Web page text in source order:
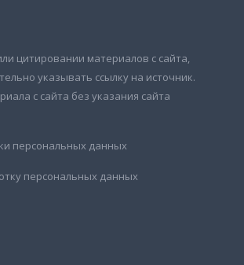
цитировании материалов с сайта,
указывать ссылку на источник.
с сайта без указания сайта
персональных данных
персональных данных